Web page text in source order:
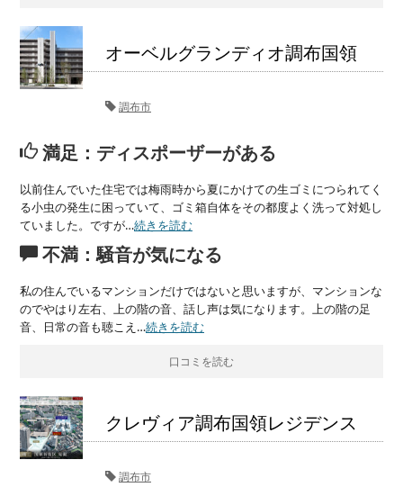
オーベルグランディオ調布国領
調布市
満足：ディスポーザーがある
以前住んでいた住宅では梅雨時から夏にかけての生ゴミにつられてく
る小虫の発生に困っていて、ゴミ箱自体をその都度よく洗って対処し
ていました。ですが…続きを読む
不満：騒音が気になる
私の住んでいるマンションだけではないと思いますが、マンションな
のでやはり左右、上の階の音、話し声は気になります。上の階の足
音、日常の音も聴こえ…続きを読む
口コミを読む
クレヴィア調布国領レジデンス
調布市